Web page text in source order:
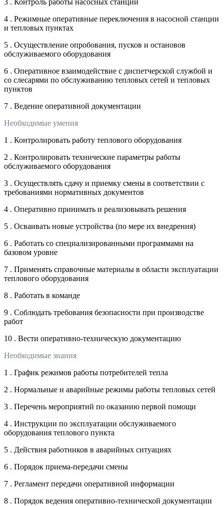
4 . Режимные оперативные переключения в насосной станции
и тепловых пунктах
5 . Осуществление опробования, пусков и остановов
обслуживаемого оборудования
6 . Оперативное взаимодействие с диспетчерской службой и
со слесарями по обслуживанию тепловых сетей и тепловых
пунктов
7 . Ведение оперативной документации
Необходимые умения
1 . Контролировать работу теплового оборудования
2 . Контролировать технические параметры работы
обслуживаемого оборудования
3 . Осуществлять сдачу и приемку смены в соответствии с
требованиями нормативных документов
4 . Оперативно принимать и реализовывать решения
5 . Осваивать новые устройства (по мере их внедрения)
6 . Работать со специализированными программами на
базовом уровне
7 . Применять справочные материалы в области эксплуатации
теплового оборудования
8 . Работать в команде
9 . Соблюдать требования безопасности при производстве
работ
10 . Вести оперативно-техническую документацию
Необходимые знания
1 . График режимов работы потребителей тепла
2 . Нормальные и аварийные режимы работы тепловых сетей
3 . Перечень мероприятий по оказанию первой помощи
4 . Инструкции по эксплуатации обслуживаемого
оборудования теплового пункта
5 . Действия работников в аварийных ситуациях
6 . Порядок приема-передачи смены
7 . Регламент передачи оперативной информации
8 . Порядок ведения оперативно-технической документации